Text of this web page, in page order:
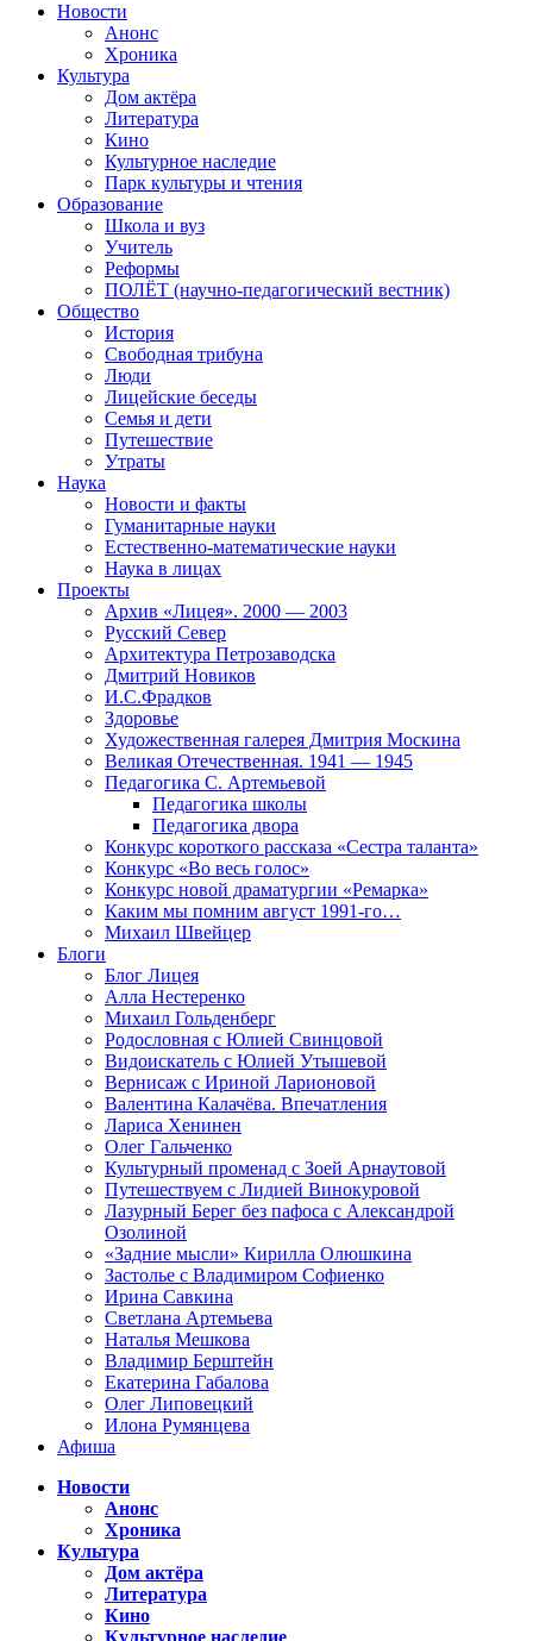
Новости
Анонс
Хроника
Культура
Дом актёра
Литература
Кино
Культурное наследие
Парк культуры и чтения
Образование
Школа и вуз
Учитель
Реформы
ПОЛЁТ (научно-педагогический вестник)
Общество
История
Свободная трибуна
Люди
Лицейские беседы
Семья и дети
Путешествие
Утраты
Наука
Новости и факты
Гуманитарные науки
Естественно-математические науки
Наука в лицах
Проекты
Архив «Лицея». 2000 — 2003
Русский Север
Архитектура Петрозаводска
Дмитрий Новиков
И.С.Фрадков
Здоровье
Художественная галерея Дмитрия Москина
Великая Отечественная. 1941 — 1945
Педагогика С. Артемьевой
Педагогика школы
Педагогика двора
Конкурс короткого рассказа «Сестра таланта»
Конкурс «Во весь голос»
Конкурс новой драматургии «Ремарка»
Каким мы помним август 1991-го…
Михаил Швейцер
Блоги
Блог Лицея
Алла Нестеренко
Михаил Гольденберг
Родословная с Юлией Свинцовой
Видоискатель с Юлией Утышевой
Вернисаж с Ириной Ларионовой
Валентина Калачёва. Впечатления
Лариса Хенинен
Олег Гальченко
Культурный променад с Зоей Арнаутовой
Путешествуем с Лидией Винокуровой
Лазурный Берег без пафоса с Александрой
Озолиной
«Задние мысли» Кирилла Олюшкина
Застолье с Владимиром Софиенко
Ирина Савкина
Светлана Артемьева
Наталья Мешкова
Владимир Берштейн
Екатерина Габалова
Олег Липовецкий
Илона Румянцева
Афиша
Новости
Анонс
Хроника
Культура
Дом актёра
Литература
Кино